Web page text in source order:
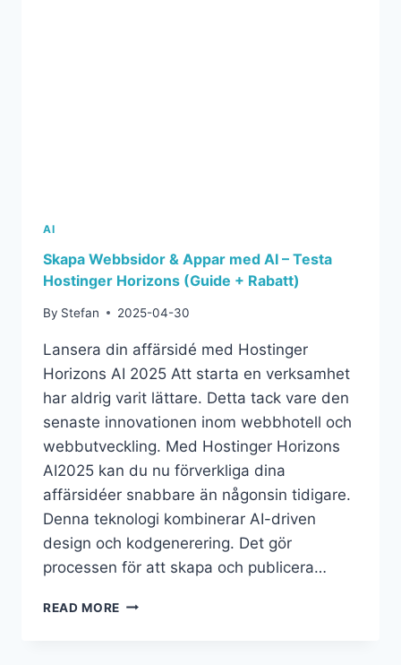
AI
Skapa Webbsidor & Appar med AI – Testa
Hostinger Horizons (Guide + Rabatt)
By Stefan 2025-04-30
Lansera din affärsidé med Hostinger
Horizons AI 2025 Att starta en verksamhet
har aldrig varit lättare. Detta tack vare den
senaste innovationen inom webbhotell och
webbutveckling. Med Hostinger Horizons
AI2025 kan du nu förverkliga dina
affärsidéer snabbare än någonsin tidigare.
Denna teknologi kombinerar AI-driven
design och kodgenerering. Det gör
processen för att skapa och publicera…
READ MORE